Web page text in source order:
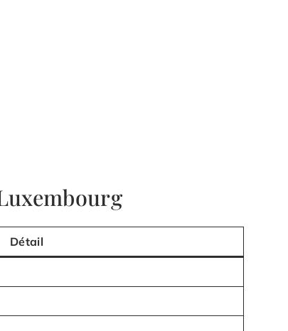
Détail